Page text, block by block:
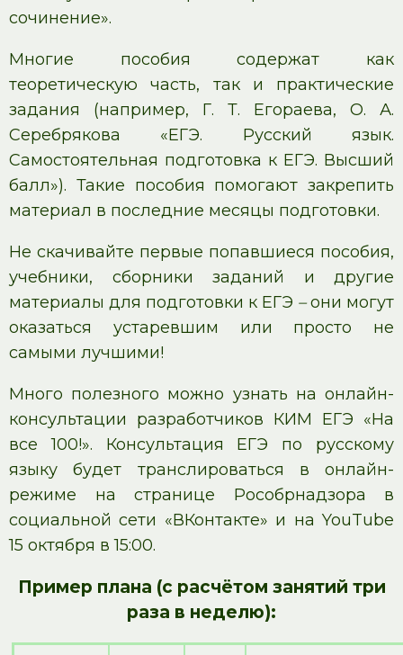
сочинение».
Многие пособия содержат как
теоретическую часть, так и практические
задания (например, Г. Т. Егораева, О. А.
Серебрякова «ЕГЭ. Русский язык.
Самостоятельная подготовка к ЕГЭ. Высший
балл»). Такие пособия помогают закрепить
материал в последние месяцы подготовки.
Не скачивайте первые попавшиеся пособия,
учебники, сборники заданий и другие
материалы для подготовки к ЕГЭ –они могут
оказаться устаревшим или просто не
самыми лучшими!
Много полезного можно узнать на онлайн-
консультации разработчиков КИМ ЕГЭ «На
все 100!». Консультация ЕГЭ по русскому
языку будет транслироваться в онлайн-
режиме на странице Рособрнадзора в
социальной сети «ВКонтакте» и на YouTube
15 октября в 15:00.
Пример плана (с расчётом занятий три
раза в неделю):